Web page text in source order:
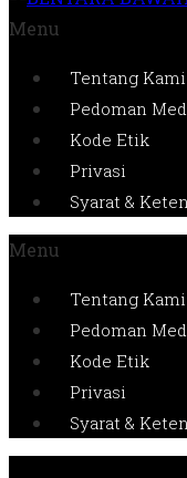
Menu
Tentang Kami
Pedoman
Kode Etik
Privasi
Syarat &
Menu
Tentang Kami
Pedoman
Kode Etik
Privasi
Syarat &